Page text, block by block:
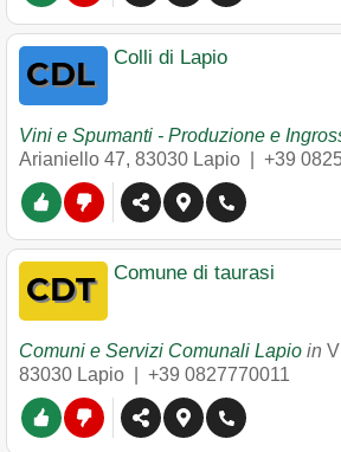
Colli di Lapio
Vini e Spumanti - Produzione e
Arianiello 47, 83030 Lapio +39
Comune di taurasi
Comuni e Servizi Comunali Lapio in
83030 Lapio +39 0827770011